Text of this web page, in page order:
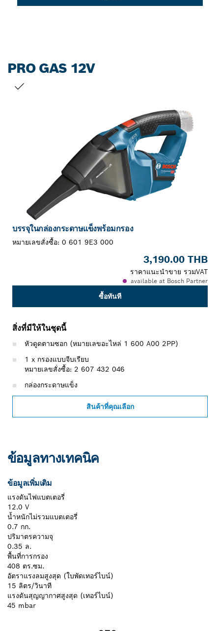
PRO GAS 12V
บรรจุในกล่องกระดาษแข็งพร้อมกรอง
หมายเลขสั่งซื้อ: 0 601 9E3 000
3,190.00 THB
ราคาแนะนำขาย รวมVAT
available at Bosch Partner
ซื้อทันที
สิ่งที่มีให้ในชุดนี้
หัวดูดตามซอก (หมายเลขอะไหล่ 1 600 A00 2PP)
1 x กรองแบบจีบเรียบ
หมายเลขสั่งซื้อ: 2 607 432 046
กล่องกระดาษแข็ง
สินค้าที่คุณเลือก
ข้อมูลทางเทคนิค
ข้อมูลเพิ่มเติม
แรงดันไฟแบตเตอรี่
12.0 V
น้ำหนักไม่รวมแบตเตอรี่
0.7 กก.
ปริมาตรความจุ
0.35 ล.
พื้นที่การกรอง
408 ตร.ซม.
อัตราแรงลมสูงสุด (ใบพัดเทอร์ไบน์)
15 ลิตร/วินาที
แรงดันสุญญากาศสูงสุด (เทอร์ไบน์)
45 mbar